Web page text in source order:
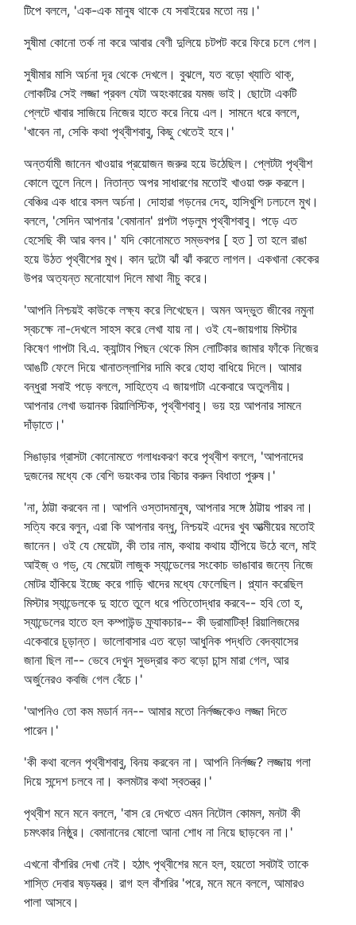
টিপে বললে, 'এক-এক মানুষ থাকে যে সবাইয়ের মতো নয়।'
সুষীমা কোনো তর্ক না করে আবার বেণী দুলিয়ে চটপট করে ফিরে চলে গেল।
সুষীমার মাসি অর্চনা দূর থেকে দেখলে। বুঝলে, যত বড়ো খ্যাতি থাক্‌,
লোকটির সেই লজ্জা প্রবল যেটা অহংকারের যমজ ভাই। ছোটো একটি
প্লেটে খাবার সাজিয়ে নিজের হাতে করে নিয়ে এল। সামনে ধরে বললে,
'খাবেন না, সেকি কথা পৃথ্বীশবাবু, কিছু খেতেই হবে।'
অন্তর্যামী জানেন খাওয়ার প্রয়োজন জরুর হয়ে উঠেছিল। প্লেটটা পৃথ্বীশ
কোলে তুলে নিলে। নিতান্ত অপর সাধারণের মতোই খাওয়া শুরু করলে।
বেঞ্চির এক ধারে বসল অর্চনা। দোহারা গড়নের দেহ, হাসিখুশি ঢলঢলে মুখ।
বললে, 'সেদিন আপনার 'বেমানান' গল্পটা পড়লুম পৃথ্বীশবাবু। পড়ে এত
হেসেছি কী আর বলব।' যদি কোনোমতে সম্ভবপর [ হত ] তা হলে রাঙা
হয়ে উঠত পৃথ্বীশের মুখ। কান দুটো ঝাঁ ঝাঁ করতে লাগল। একখানা কেকের
উপর অত্যন্ত মনোযোগ দিলে মাথা নীচু করে।
'আপনি নিশ্চয়ই কাউকে লক্ষ্য করে লিখেছেন। অমন অদ্ভুত জীবের নমুনা
স্বচক্ষে না-দেখলে সাহস করে লেখা যায় না। ওই যে-জায়গায় মিস্টার
কিষেণ গাপটা বি.এ. ক্যান্টাব পিছন থেকে মিস লোটিকার জামার ফাঁকে নিজের
আঙটি ফেলে দিয়ে খানাতল্লাশির দামি করে হোহা বাধিয়ে দিলে। আমার
বন্ধুরা সবাই পড়ে বললে, সাহিত্যে এ জায়গাটা একেবারে অতুলনীয়।
আপনার লেখা ভয়ানক রিয়ালিস্টিক, পৃথ্বীশবাবু। ভয় হয় আপনার সামনে
দাঁড়াতে।'
সিঙাড়ার গ্রাসটা কোনোমতে গলাধঃকরণ করে পৃথ্বীশ বললে, 'আপনাদের
দুজনের মধ্যে কে বেশি ভয়ংকর তার বিচার করুন বিধাতা পুরুষ।'
'না, ঠাট্টা করবেন না। আপনি ওস্তাদমানুষ, আপনার সঙ্গে ঠাট্টায় পারব না।
সত্যি করে বলুন, এরা কি আপনার বন্ধু, নিশ্চয়ই এদের খুব আত্মীয়ের মতোই
জানেন। ওই যে মেয়েটা, কী তার নাম, কথায় কথায় হাঁপিয়ে উঠে বলে, মাই
আইজ্‌ ও গড্‌, যে মেয়েটা লাজুক স্যান্ডেলের সংকোচ ভাঙাবার জন্যে নিজে
মোটর হাঁকিয়ে ইচ্ছে করে গাড়ি খাদের মধ্যে ফেলেছিল। প্ল্যান করেছিল
মিস্টার স্যান্ডেলকে দু হাতে তুলে ধরে পতিতোদ্ধার করবে-- হবি তো হ,
স্যান্ডেলের হাতে হল কম্পাউন্ড ফ্র্যাকচার-- কী ড্রামাটিক্‌! রিয়ালিজমের
একেবারে চূড়ান্ত। ভালোবাসার এত বড়ো আধুনিক পদ্ধতি বেদব্যাসের
জানা ছিল না-- ভেবে দেখুন সুভদ্রার কত বড়ো চান্স মারা গেল, আর
অর্জুনেরও কবজি গেল বেঁচে।'
'আপনিও তো কম মডার্ন নন-- আমার মতো নির্লজ্জকেও লজ্জা দিতে
পারেন।'
'কী কথা বলেন পৃথ্বীশবাবু, বিনয় করবেন না। আপনি নির্লজ্জ? লজ্জায় গলা
দিয়ে সন্দেশ চলবে না। কলমটার কথা স্বতন্ত্র।'
পৃথ্বীশ মনে মনে বললে, 'বাস রে দেখতে এমন নিটোল কোমল, মনটা কী
চমৎকার নিষ্ঠুর। বেমানানের ষোলো আনা শোধ না নিয়ে ছাড়বেন না।'
এখনো বাঁশরির দেখা নেই। হঠাৎ পৃথ্বীশের মনে হল, হয়তো সবটাই তাকে
শাস্তি দেবার ষড়যন্ত্র। রাগ হল বাঁশরির 'পরে, মনে মনে বললে, আমারও
পালা আসবে।